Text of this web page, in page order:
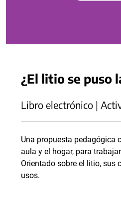
¿El litio se puso
Libro electrónico |
Una propuesta pedagógica
aula y el hogar, para
Orientado sobre el litio, sus
usos.